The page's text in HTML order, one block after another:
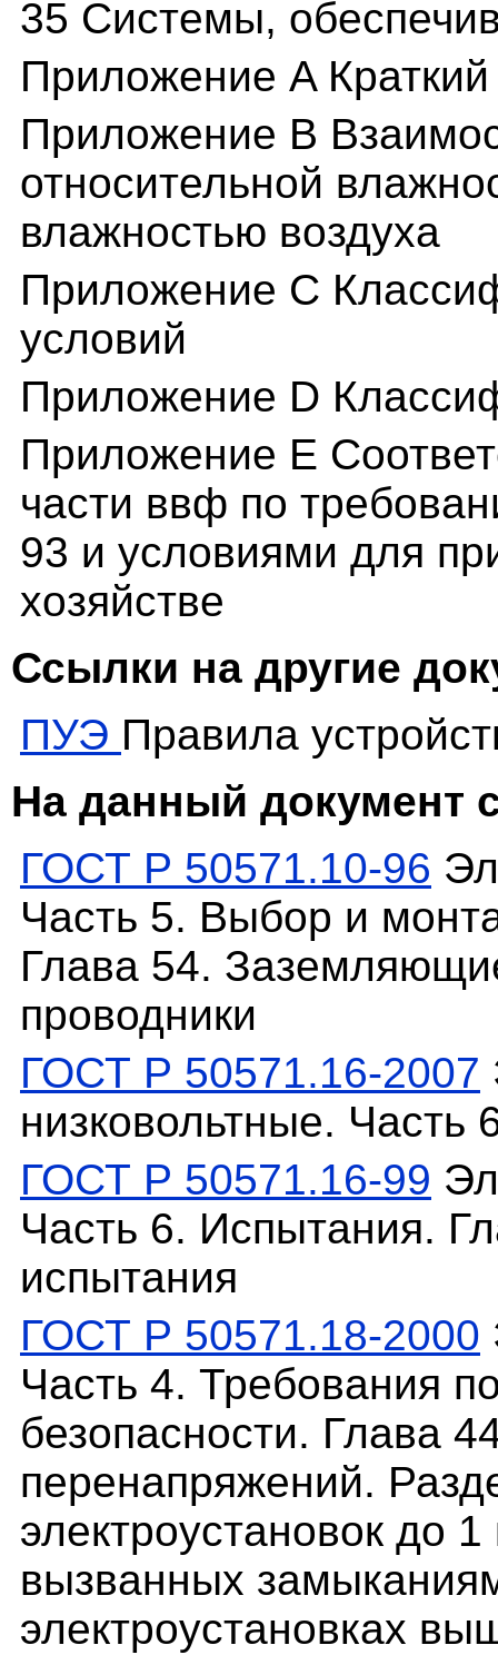
35 Системы,
Приложение A
Приложение B
относительной
влажностью воздуха
Приложение C
условий
Приложение D
Приложение E
части ввф по
93 и условиями для
хозяйстве
Ссылки на другие
ПУЭ Правила
На данный документ
ГОСТ Р 50571.10-96
Часть 5. Выбор и
Глава 54.
проводники
ГОСТ Р 50571.16-2007
низковольтные. Часть
ГОСТ Р 50571.16-99
Часть 6. Испытания.
испытания
ГОСТ Р 50571.18-2000
Часть 4. Требования
безопасности. Глава
перенапряжений.
электроустановок до
вызванных
электроустановках